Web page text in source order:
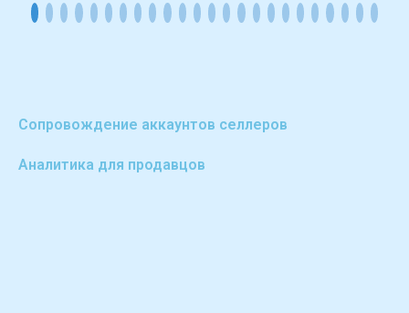
Сопровождение аккаунтов селлеров
Аналитика для продавцов